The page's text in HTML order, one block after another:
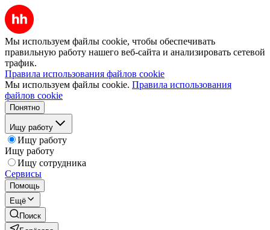
Мы используем файлы cookie, чтобы обеспечивать
правильную работу нашего веб-сайта и анализировать сетевой
трафик.
Правила использования файлов cookie
Мы используем файлы cookie. Правила использования
файлов cookie
Понятно
Ищу работу
Ищу работу
Ищу работу
Ищу сотрудника
Сервисы
Помощь
Ещё
Поиск